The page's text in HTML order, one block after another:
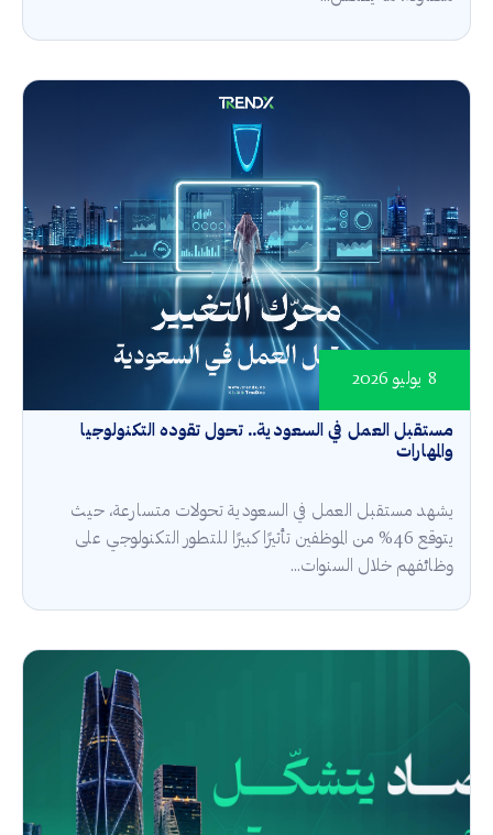
مستقبل العمل في السعودية.. تحول تقوده التكنولوجيا
والمهارات
8 يوليو 2026
يشهد مستقبل العمل في السعودية تحولات متسارعة، حيث
يتوقع 46% من الموظفين تأثيرًا كبيرًا للتطور التكنولوجي على
وظائفهم خلال السنوات...